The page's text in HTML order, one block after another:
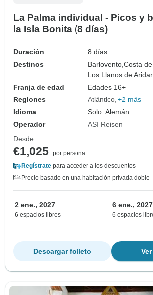
La Palma individual - Picos y
la Isla Bonita (8 días)
Duración
8 días
Destinos
Barlovento,Costa
Los Llanos de
Franja de edad
Edades 16+
Regiones
Atlántico +2 más
Idioma
Solo: Alemán
Operador
ASI Reisen
Desde
€1,025 por persona
Regístrate para acceder a los descuentos
Precio basado en una habitación privada doble
2 ene., 2027
6 espacios libres
6 ene., 2027
6 espacios
Descargar folleto